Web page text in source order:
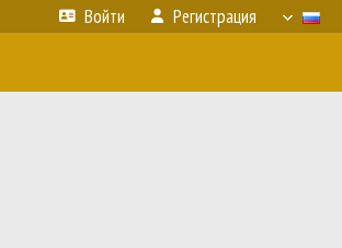
Войти Регистрация